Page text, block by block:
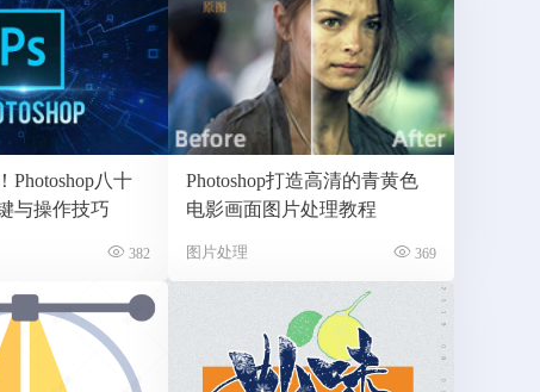
Photoshop八十
与操作技巧
382
Photoshop打造高清的青黄色
电影画面图片处理教程
图片处理 369